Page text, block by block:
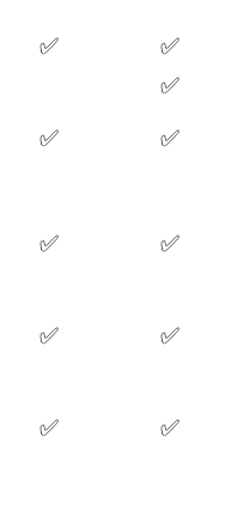
✅
✅
✅
✅ ✅
✅ ✅
✅
✅
✅ ✅